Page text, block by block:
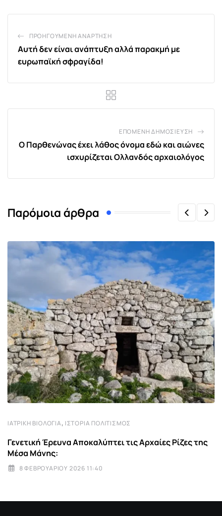
ΠΡΟΗΓΟΎΜΕΝΗ ΑΝΆΡΤΗΣΗ
Αυτή δεν είναι ανάπτυξη αλλά παρακμή με
ευρωπαϊκή σφραγίδα!
ΕΠΌΜΕΝΗ ΔΗΜΟΣΊΕΥΣΗ
Ο Παρθενώνας έχει λάθος όνομα εδώ και αιώνες
ισχυρίζεται Ολλανδός αρχαιολόγος
Παρόμοια άρθρα
ΙΑΤΡΙΚΉ ΒΙΟΛΟΓΊΑ, ΙΣΤΟΡΊΑ ΠΟΛΙΤΙΣΜΌΣ
Γενετική Έρευνα Αποκαλύπτει τις Αρχαίες Ρίζες της
Μέσα Μάνης:
8 ΦΕΒΡΟΥΑΡΊΟΥ 2026 11:40